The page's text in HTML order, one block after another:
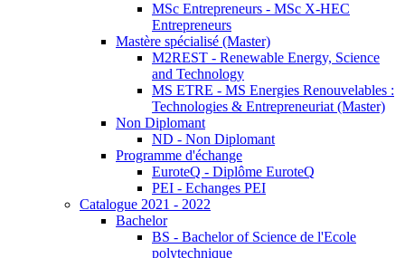
MSc Entrepreneurs - MSc X-HEC
Entrepreneurs
Mastère spécialisé (Master)
M2REST - Renewable Energy, Science
and Technology
MS ETRE - MS Energies Renouvelables :
Technologies & Entrepreneuriat (Master)
Non Diplomant
ND - Non Diplomant
Programme d'échange
EuroteQ - Diplôme EuroteQ
PEI - Echanges PEI
Catalogue 2021 - 2022
Bachelor
BS - Bachelor of Science de l'Ecole
polytechnique